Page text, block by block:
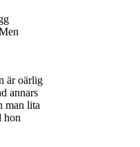
är oärlig
annars
man lita
hon